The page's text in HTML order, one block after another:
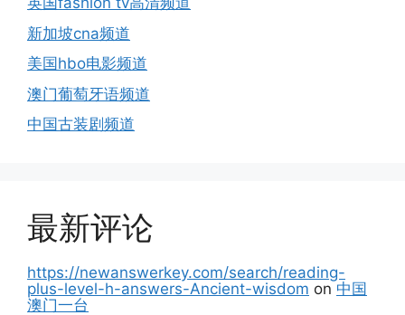
新加坡cna频道
美国hbo电影频道
澳门葡萄牙语频道
中国古装剧频道
最新评论
https://newanswerkey.com/search/reading-
plus-level-h-answers-Ancient-wisdom on 中国
澳门一台